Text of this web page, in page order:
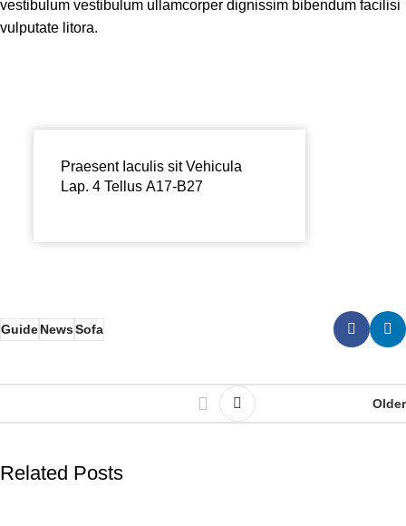
vestibulum vestibulum ullamcorper dignissim bibendum facilisi
vulputate litora.
Praesent Iaculis sit Vehicula
Lap. 4 Tellus A17-B27
GuideNewsSofa
Older
Related Posts